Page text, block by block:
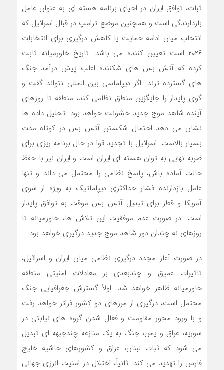
ثبات، توافق ایران در احیای برنامه هسته ای به عنوان عامل
بازدارندگی است و همچنین موضع ترامپ در قبال اسرائیل که
انتخاب میان ادامه حمایت یا کاهش درگیری برای انتخابات
۲۰۲۶ است تعیین کننده می باشد. تاریخ خاورمیانه ثابت
کرده که آتش بس های شکننده اغلب پیش درآمد جنگ
های گسترده ترند. اگر دیپلماسی بین المللی نتواند گفت و
گوی پایدار را جایگزین منطق نظامی کند، منطقه تا روزهای
آینده شاهد موج جدید خشونت خواهد بود. تحلیل داده ها
نشان می دهد احتمال شکستن آتس بس در کوتاه مدت
بسیار بالاست. اسرائیل با تجدید قوا در حال برنامه ریزی برای
ضربه نهایی به توان هسته ای ایران است و ایران نیز با حفظ
حالت آماده باش، پاسخ نظامی را محتمل می داند و تنها
عامل بازدارنده فشار حداکثری دیپلماتیک به ویژه از سوی
آمریکا و قطر برای تبدیل آتس بس موقت به توافق پایدار
است. در صورت عدم موفقیت این تلاش ها، خاورمیانه تا
روزهای نه چندان دور شاهد موج جدید درگیری خواهد بود.
در صورت آغاز مجدد درگیری نظامی میان ایران و اسرائیل،
تاثیرات عمیق و چندبعدی بر معادلات امنیتی منطقه
خاورمیانه ظاهر خواهد شد. اولاً گسترش جغرافیایی جنگ
محتمل است، درگیری از مرزهای دو کشور فراتر خواهد رفت
و با ورود محور مقاومت و فعال شدن گروه های نیابتی در
سوریه، عراق و یمن، جنگ به یک منازعه چندجبهه ای تبدیل
می شود که ثبات لبنان، عراق و کشورهای حاشیه خلیج
فارس را تهدید می کند. ثانیاً، اختلال در امنیت انرژی جهانی